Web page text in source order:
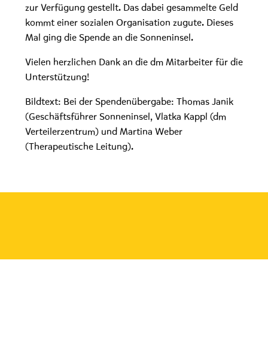
zur Verfügung gestellt. Das dabei gesammelte Geld
kommt einer sozialen Organisation zugute. Dieses
Mal ging die Spende an die Sonneninsel.
Vielen herzlichen Dank an die dm Mitarbeiter für die
Unterstützung!
Bildtext: Bei der Spendenübergabe: Thomas Janik
(Geschäftsführer Sonneninsel, Vlatka Kappl (dm
Verteilerzentrum) und Martina Weber
(Therapeutische Leitung).